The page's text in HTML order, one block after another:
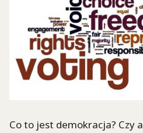
Co to jest demokracja? Czy